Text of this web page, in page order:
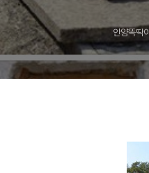
안양똑딱이